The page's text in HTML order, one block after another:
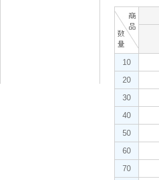
10
20
30
40
50
60
70